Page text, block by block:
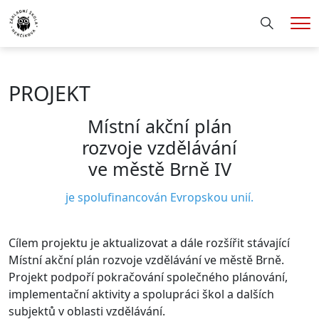
Hledání
PROJEKT
Místní akční plán
rozvoje vzdělávání
ve městě Brně IV
je spolufinancován Evropskou unií.
Cílem projektu je aktualizovat a dále rozšířit stávající
Místní akční plán rozvoje vzdělávání ve městě Brně.
Projekt podpoří pokračování společného plánování,
implementační aktivity a spolupráci škol a dalších
subjektů v oblasti vzdělávání.